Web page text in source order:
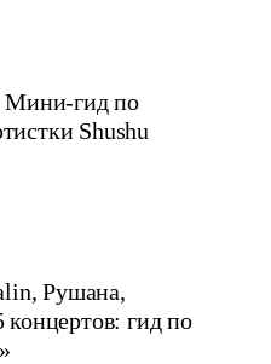
Мини-гид по
Shushu
Рушана,
гид по